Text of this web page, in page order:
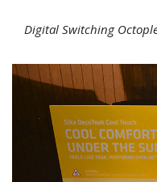
Digital Switching